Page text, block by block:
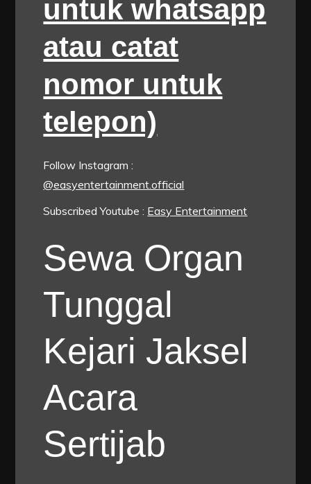
untuk whatsapp
atau catat
nomor untuk
telepon)
Follow Instagram :
@easyentertainment.official
Subscribed Youtube : Easy Entertainment
Sewa Organ
Tunggal
Kejari Jaksel
Acara
Sertijab